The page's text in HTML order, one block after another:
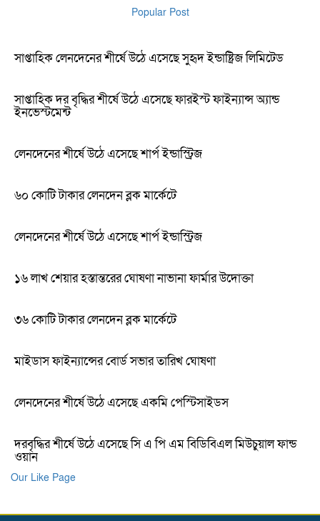
Popular Post
সাপ্তাহিক লেনদেনের শীর্ষে উঠে এসেছে সুহৃদ ইন্ডাষ্ট্রিজ লিমিটেড
সাপ্তাহিক দর বৃদ্ধির শীর্ষে উঠে এসেছে ফারইস্ট ফাইন্যান্স অ্যান্ড
ইনভেস্টমেন্ট
লেনদেনের শীর্ষে উঠে এসেছে শার্প ইন্ডাস্ট্রিজ
৬০ কোটি টাকার লেনদেন ব্লক মার্কেটে
লেনদেনের শীর্ষে উঠে এসেছে শার্প ইন্ডাস্ট্রিজ
১৬ লাখ শেয়ার হস্তান্তরের ঘোষণা নাভানা ফার্মার উদোক্তা
৩৬ কোটি টাকার লেনদেন ব্লক মার্কেটে
মাইডাস ফাইন্যান্সের বোর্ড সভার তারিখ ঘোষণা
লেনদেনের শীর্ষে উঠে এসেছে একমি পেস্টিসাইডস
দরবৃদ্ধির শীর্ষে উঠে এসেছে সি এ পি এম বিডিবিএল মিউচুয়াল ফান্ড
ওয়ান
Our Like Page